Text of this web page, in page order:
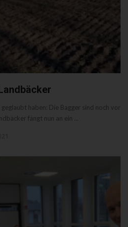
haben: Die Bagger sind noch vor
fängt nun an ein ...